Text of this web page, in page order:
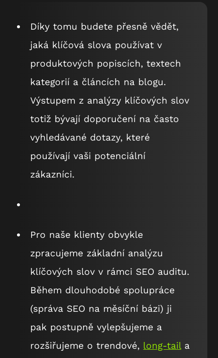
Díky tomu budete přesně vědět,
jaká klíčová slova používat v
produktových popiscích, textech
kategorií a článcích na blogu.
Výstupem z analýzy klíčových slov
totiž bývají doporučení na často
vyhledávané dotazy, které
používají vaši potenciální
zákazníci.
Pro naše klienty obvykle
zpracujeme základní analýzu
klíčových slov v rámci SEO auditu.
Během dlouhodobé spolupráce
(správa SEO na měsíční bázi) ji
pak postupně vylepšujeme a
rozšiřujeme o trendové, long-taila